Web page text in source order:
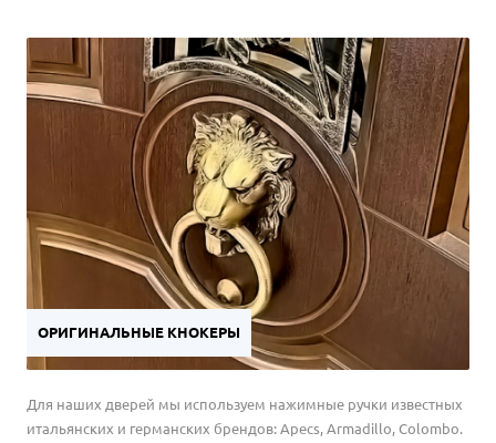
подчеркивают благородство классических.
ОРИГИНАЛЬНЫЕ КНОКЕРЫ
Для наших дверей мы используем нажимные ручки известных
итальянских и германских брендов: Apecs, Armadillo, Colombo.